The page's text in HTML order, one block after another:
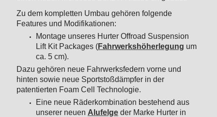
Zu dem kompletten Umbau gehören folgende
Features und Modifikationen:
Montage unseres Hurter Offroad Suspension
Lift Kit Packages (Fahrwerkshöherlegung um
ca. 5 cm).
Dazu gehören neue Fahrwerksfedern vorne und
hinten sowie neue Sportstoßdämpfer in der
patentierten Foam Cell Technologie.
Eine neue Räderkombination bestehend aus
unserer neuen Alufelge der Marke Hurter in